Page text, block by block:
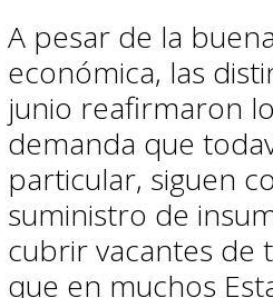
A pesar de la
económica, las
junio reafirmaron
demanda que
particular, siguen
suministro de
cubrir vacantes de
que en muchos